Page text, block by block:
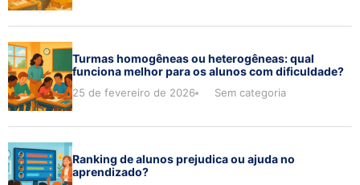
Turmas homogêneas ou heterogêneas: qual
funciona melhor para os alunos com dificuldade?
25 de fevereiro de 2026 Sem categoria
Ranking de alunos prejudica ou ajuda no
aprendizado?